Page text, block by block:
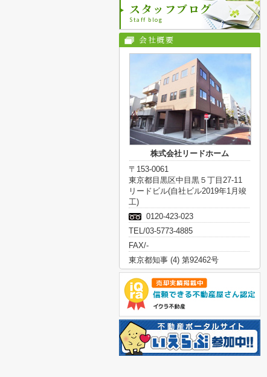
スタッフブログ
Staff blog
会社概要
株式会社リードホーム
〒153-0061
東京都目黒区中目黒５丁目27-11
リードビル(自社ビル2019年1月竣
工)
0120-423-023
TEL/03-5773-4885
FAX/-
東京都知事 (4) 第92462号